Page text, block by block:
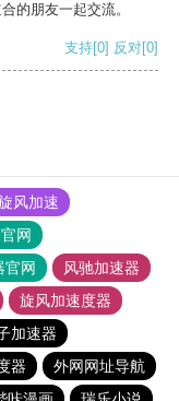
的朋友一起交流。
支持[0] 反对[0]
风加速
网
官网
风驰加速器
旋风加速度器
加速器
器
外网网址导航